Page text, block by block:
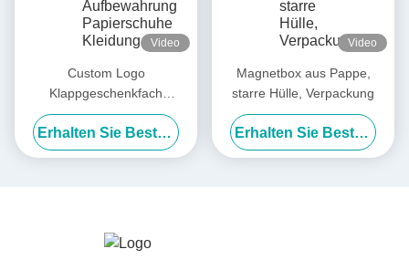
Video
Custom Logo
Klappgeschenkfach
Aufbewahrung Papierschuhe
Kleidung Verpackungskiste
Erhalten Sie Besten Preis
Video
Magnetbox aus Pappe,
starre Hülle, Verpackung
Erhalten Sie Besten Preis